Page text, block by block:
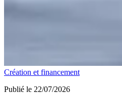
Création et financement
Publié le 22/07/2026